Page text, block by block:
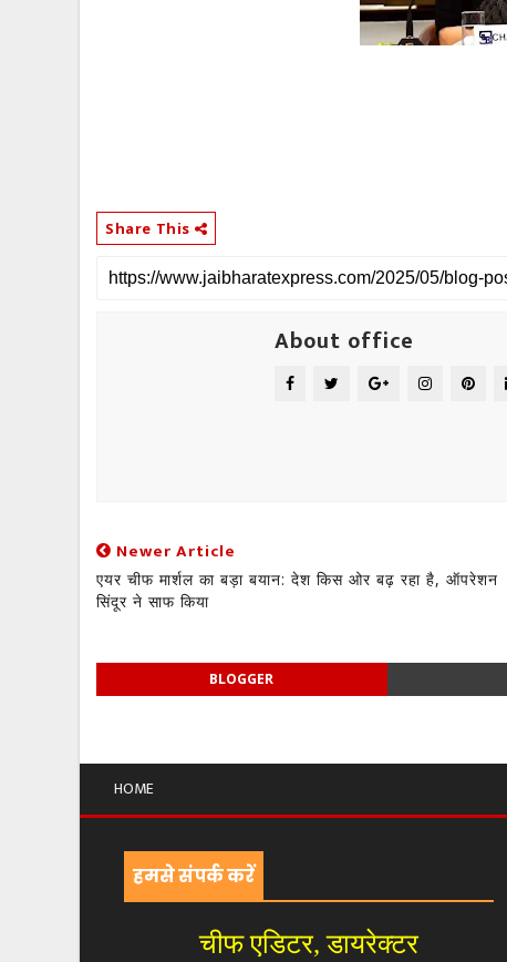
Share This
About office
Newer Article
एयर चीफ मार्शल का बड़ा बयान: देश किस ओर बढ़ रहा है, ऑपरेशन
सिंदूर ने साफ किया
BLOGGER
HOME
हमसे संपर्क करें
चीफ एडिटर, डायरेक्टर